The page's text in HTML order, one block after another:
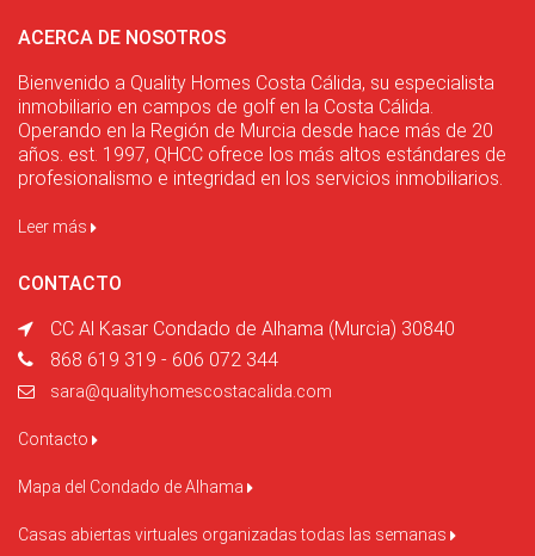
ACERCA DE NOSOTROS
Bienvenido a Quality Homes Costa Cálida, su especialista
inmobiliario en campos de golf en la Costa Cálida.
Operando en la Región de Murcia desde hace más de 20
años. est. 1997, QHCC ofrece los más altos estándares de
profesionalismo e integridad en los servicios inmobiliarios.
Leer más
CONTACTO
CC Al Kasar Condado de Alhama (Murcia) 30840
868 619 319 - 606 072 344
sara@qualityhomescostacalida.com
Contacto
Mapa del Condado de Alhama
Casas abiertas virtuales organizadas todas las semanas